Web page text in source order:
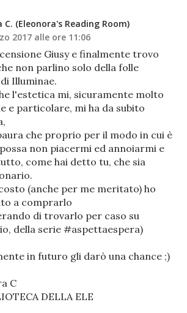
C. (Eleonora's Reading Room)
2017 alle ore 11:06
Giusy e finalmente trovo
non parlino solo della folle
Illuminae.
l'estetica mi, sicuramente molto
e particolare, mi ha da subito
che proprio per il modo in cui è
non piacermi ed annoiarmi e
come hai detto tu, che sia
(anche per me meritato) ho
a comprarlo
di trovarlo per caso su
della serie #aspettaespera)
in futuro gli darò una chance ;)
C
DELLA ELE